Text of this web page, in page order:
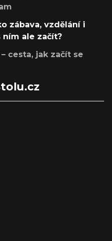
zábava, vzdělání i
ním ale začít?
cesta, jak začít se